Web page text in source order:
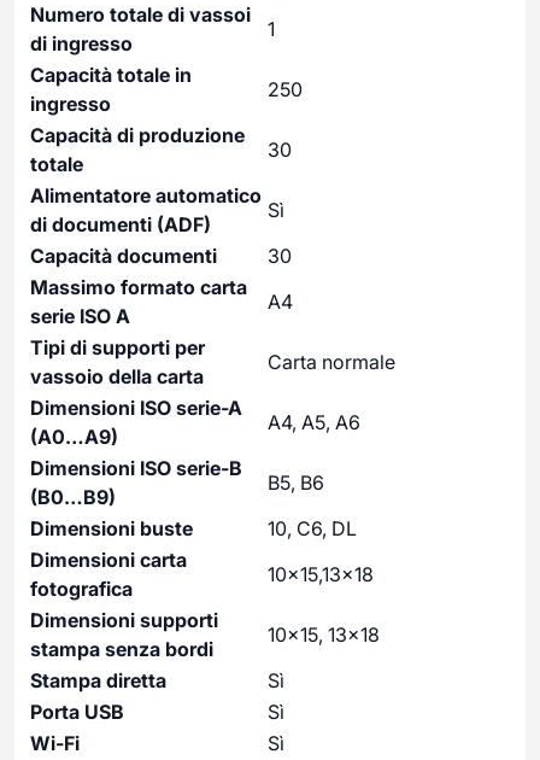
Numero totale di vassoi
di ingresso
1
Capacità totale in
ingresso
250
Capacità di produzione
totale
30
Alimentatore automatico
di documenti (ADF)
Sì
Capacità documenti
30
Massimo formato carta
serie ISO A
A4
Tipi di supporti per
vassoio della carta
Carta normale
Dimensioni ISO serie-A
(A0…A9)
A4, A5, A6
Dimensioni ISO serie-B
(B0…B9)
B5, B6
Dimensioni buste
10, C6, DL
Dimensioni carta
fotografica
10×15,13×18
Dimensioni supporti
stampa senza bordi
10×15, 13×18
Stampa diretta
Sì
Porta USB
Sì
Wi-Fi
Sì